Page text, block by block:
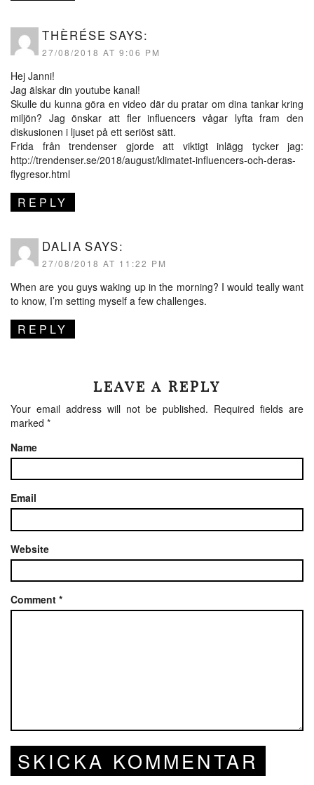
THÈRÉSE SAYS:
27/08/2018 AT 9:06 PM
Hej Janni!
Jag älskar din youtube kanal!
Skulle du kunna göra en video där du pratar om dina tankar kring
miljön? Jag önskar att fler influencers vågar lyfta fram den
diskusionen i ljuset på ett seriöst sätt.
Frida från trendenser gjorde att viktigt inlägg tycker jag:
http://trendenser.se/2018/august/klimatet-influencers-och-deras-
flygresor.html
REPLY
DALIA SAYS:
27/08/2018 AT 11:22 PM
When are you guys waking up in the morning? I would teally want
to know, I’m setting myself a few challenges.
REPLY
LEAVE A REPLY
Your email address will not be published. Required fields are
marked *
Name
Email
Website
Comment *
SKICKA KOMMENTAR